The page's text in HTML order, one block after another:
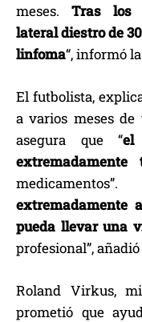
meses. Tras los
lateral diestro de
linfoma“, informó
El futbolista,
a varios meses de
asegura que “el
extremadamente
extremadamente
pueda llevar una
profesional”,
Roland Virkus,
prometió que